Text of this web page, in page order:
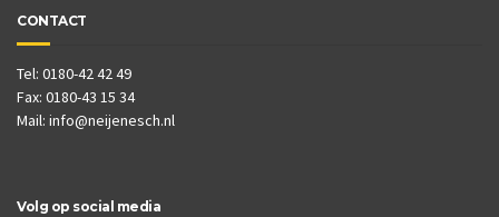
CONTACT
Tel: 0180-42 42 49
Fax: 0180-43 15 34
Mail: info@neijenesch.nl
Volg op social media